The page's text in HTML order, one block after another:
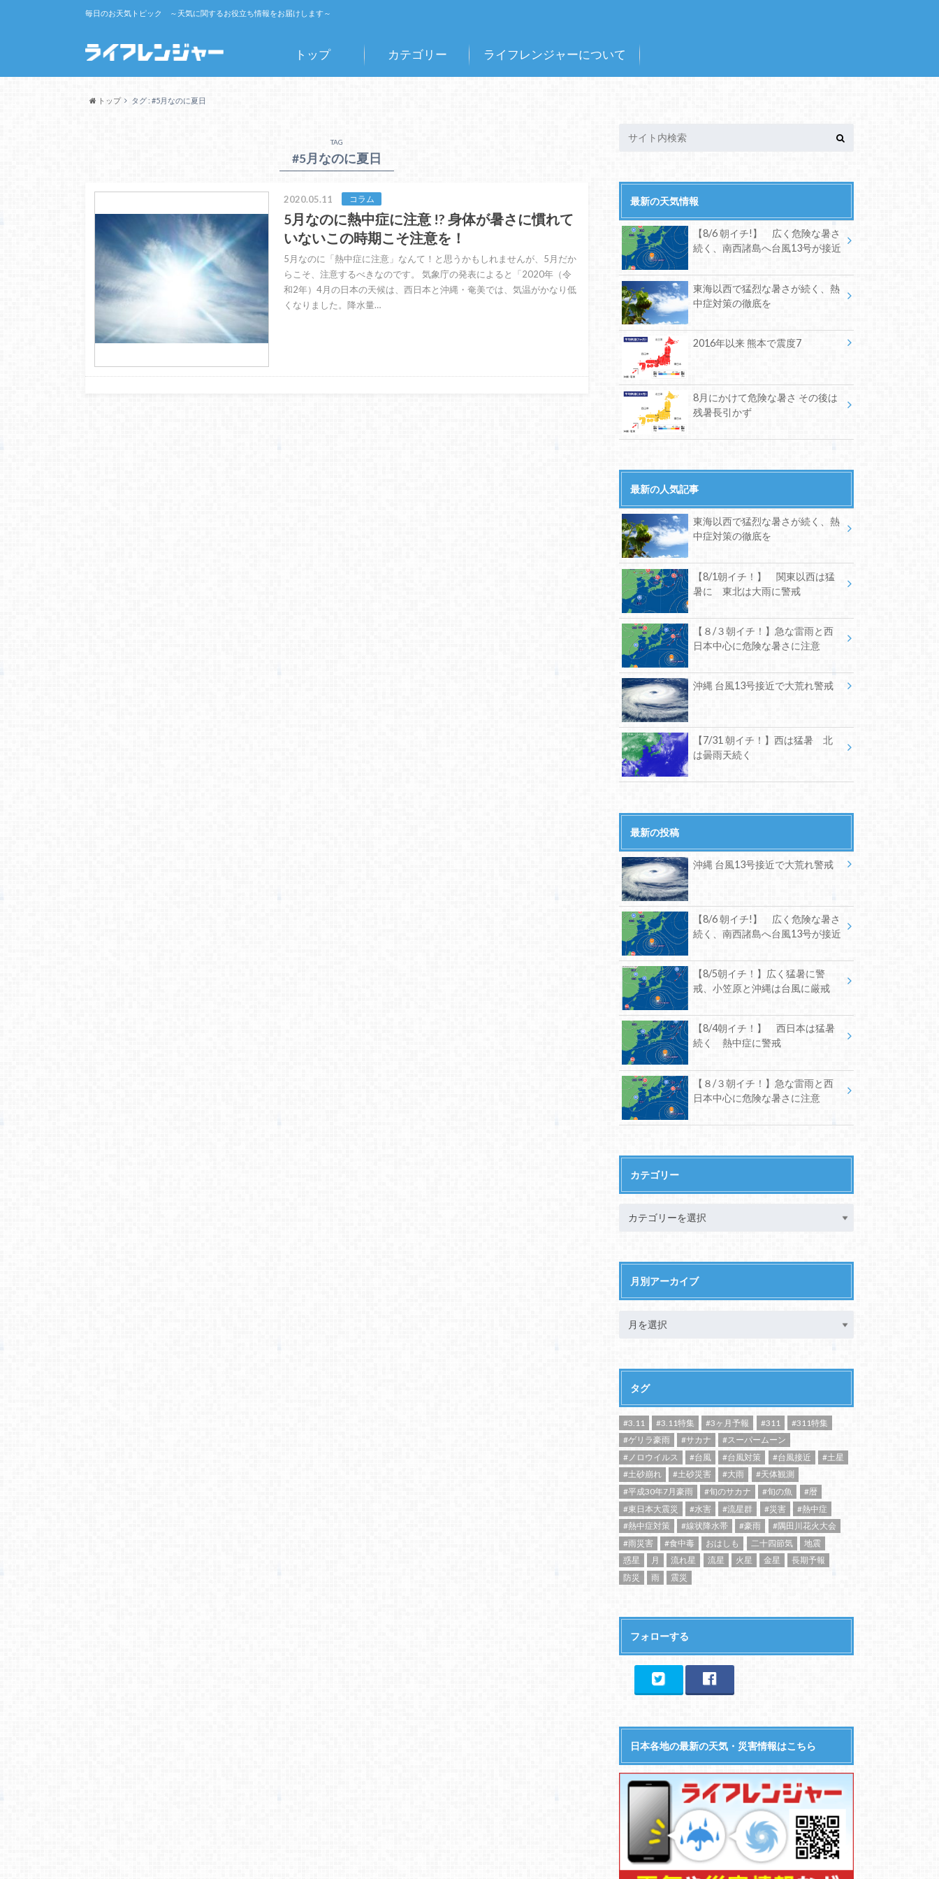
毎日のお天気トピック ～天気に関するお役立ち情報をお届けします～
トップ カテゴリー ライフレンジャーについて
トップ タグ : #5月なのに夏日
TAG
#5月なのに夏日
2020.05.11 コラム
5月なのに熱中症に注意 !? 身体が暑さに慣れて
いないこの時期こそ注意を！
5月なのに「熱中症に注意」なんて！と思うかもしれませんが、5月だか
らこそ、注意するべきなのです。 気象庁の発表によると「2020年（令
和2年）4月の日本の天候は、西日本と沖縄・奄美では、気温がかなり低
くなりました。降水量…
最新の天気情報
【8/6 朝イチ!】 広く危険な暑さ
続く、南西諸島へ台風13号が接近
東海以西で猛烈な暑さが続く、熱
中症対策の徹底を
2016年以来 熊本で震度7
8月にかけて危険な暑さ その後は
残暑長引かず
最新の人気記事
東海以西で猛烈な暑さが続く、熱
中症対策の徹底を
【8/1朝イチ！】 関東以西は猛
暑に 東北は大雨に警戒
【８/３朝イチ！】急な雷雨と西
日本中心に危険な暑さに注意
沖縄 台風13号接近で大荒れ警戒
【7/31 朝イチ！】西は猛暑 北
は曇雨天続く
最新の投稿
沖縄 台風13号接近で大荒れ警戒
【8/6 朝イチ!】 広く危険な暑さ
続く、南西諸島へ台風13号が接近
【8/5朝イチ！】広く猛暑に警
戒、小笠原と沖縄は台風に厳戒
【8/4朝イチ！】 西日本は猛暑
続く 熱中症に警戒
【８/３朝イチ！】急な雷雨と西
日本中心に危険な暑さに注意
カテゴリー
月別アーカイブ
タグ
#3.11 #3.11特集 #3ヶ月予報 #311
#311特集
#ゲリラ豪雨
#サカナ
#スーパームーン
#ノロウイルス
#台風 #台風対策 #台風接近
#土星
#土砂崩れ
#土砂災害 #大雨
#天体観測
#平成30年7月豪雨
#旬のサカナ #旬の魚
#暦
#東日本大震災
#水害 #流星群 #災害
#熱中症
#熱中症対策
#線状降水帯 #豪雨
#隅田川花火大会
#雨災害
#食中毒 おはしも 二十四節気
地震
惑星
月 流れ星 流星 火星 金星
長期予報
防災
雨 震災
フォローする
日本各地の最新の天気・災害情報はこちら